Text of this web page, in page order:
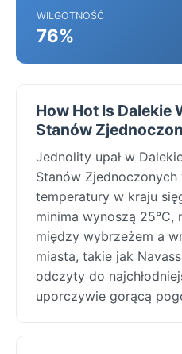
WILGOTNOŚĆ
76%
How Hot Is Dalekie
Stanów
Jednolity upał w
Stanów
temperatury w kraju
minima wynoszą 25°C,
między wybrzeżem a
miasta, takie jak
odczyty do
uporczywie gorącą